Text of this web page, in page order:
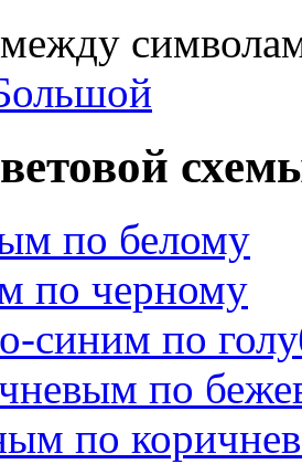
по белому
по черному
синим по
по
по